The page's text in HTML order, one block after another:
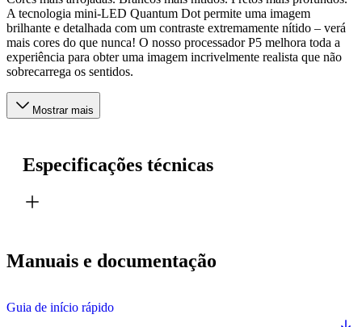
A tecnologia mini-LED Quantum Dot permite uma imagem
brilhante e detalhada com um contraste extremamente nítido – verá
mais cores do que nunca! O nosso processador P5 melhora toda a
experiência para obter uma imagem incrivelmente realista que não
sobrecarrega os sentidos.
Mostrar mais
Especificações técnicas
Manuais e documentação
Guia de início rápido